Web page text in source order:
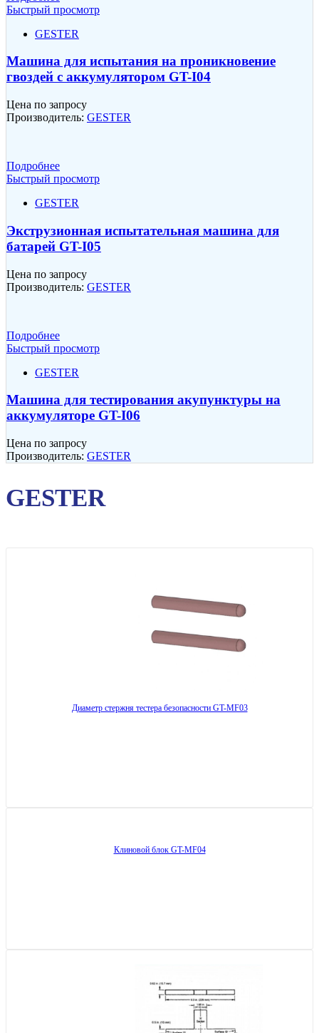
Быстрый просмотр
GESTER
Машина для испытания на проникновение
гвоздей с аккумулятором GT-I04
Цена по запросу
Производитель: GESTER
Подробнее
Быстрый просмотр
GESTER
Экструзионная испытательная машина для
батарей GT-I05
Цена по запросу
Производитель: GESTER
Подробнее
Быстрый просмотр
GESTER
Машина для тестирования акупунктуры на
аккумуляторе GT-I06
Цена по запросу
Производитель: GESTER
GESTER
Диаметр стержня тестера безопасности GT-MF03
Клиновой блок GT-MF04